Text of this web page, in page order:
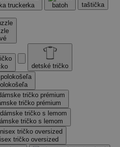
truckerka batoh taštička
detské tričko
tričko prémium
tričko s lemom
tričko oversized